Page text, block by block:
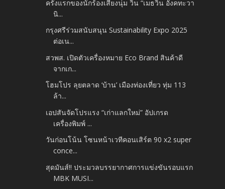
ครั้งแรกของนักร้องเสียงนุ่ม วิน “เมธวิน อังคทะวา
นิ...
กรุงศรีร่วมสนับสนุน Sustainability Expo 2025
ต่อเน...
สวพส. เปิดตัวเครื่องหมาย Eco Brand สินค้าดี
จากเก...
โฮมโปร ลุยตลาด ‘บ้าน’ เมืองท่องเที่ยว ทุ่ม 113
ล้า...
เอปสันจัดโปรแรง “เก่าแลกใหม่” อัปเกรด
เครื่องพิมพ์ ...
วันก่อนโน้น โซนหน้าเวทีคอนเสิร์ต 90 x2 super
conce...
สุดมันส์!! ประมวลบรรยากาศการแข่งขันรอบแรก
MBK MUSI...